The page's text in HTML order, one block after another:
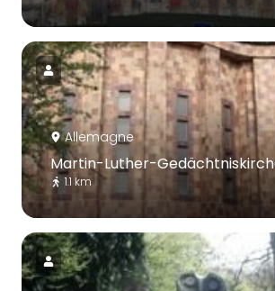
Allemagne
Martin-Luther-
1.1 km